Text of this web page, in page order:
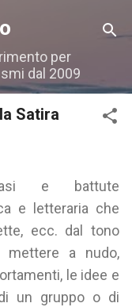
per
dal 2009
Satira
e battute
e letteraria che
ecc. dal tono
a nudo,
le idee e
un gruppo o di